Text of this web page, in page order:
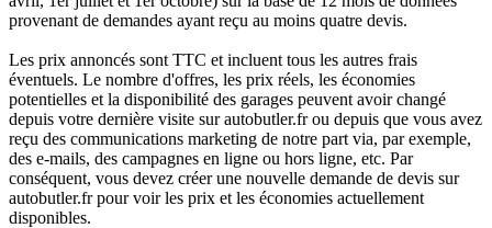
provenant de demandes ayant reçu au moins quatre devis.
Les prix annoncés sont TTC et incluent tous les autres frais
éventuels. Le nombre d'offres, les prix réels, les économies
potentielles et la disponibilité des garages peuvent avoir changé
depuis votre dernière visite sur autobutler.fr ou depuis que vous avez
reçu des communications marketing de notre part via, par exemple,
des e-mails, des campagnes en ligne ou hors ligne, etc. Par
conséquent, vous devez créer une nouvelle demande de devis sur
autobutler.fr pour voir les prix et les économies actuellement
disponibles.